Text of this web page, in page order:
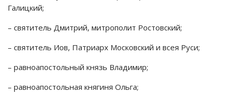
Галицкий;
– святитель Дмитрий, митрополит Ростовский;
– святитель Иов, Патриарх Московский и всея Руси;
– равноапостольный князь Владимир;
– равноапостольная княгиня Ольга;